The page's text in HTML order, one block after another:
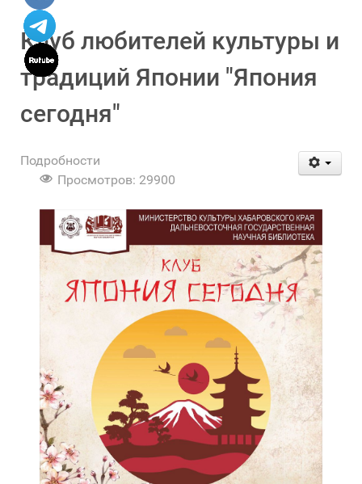
сайту
Клуб любителей культуры и
традиций Японии "Япония
сегодня"
Подробности
Просмотров: 29900